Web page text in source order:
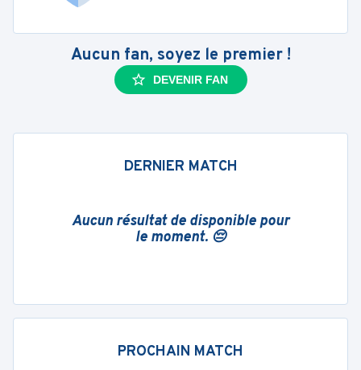
Aucun fan, soyez le premier !
DEVENIR FAN
DERNIER MATCH
Aucun résultat de disponible pour
le moment. 😔
PROCHAIN MATCH